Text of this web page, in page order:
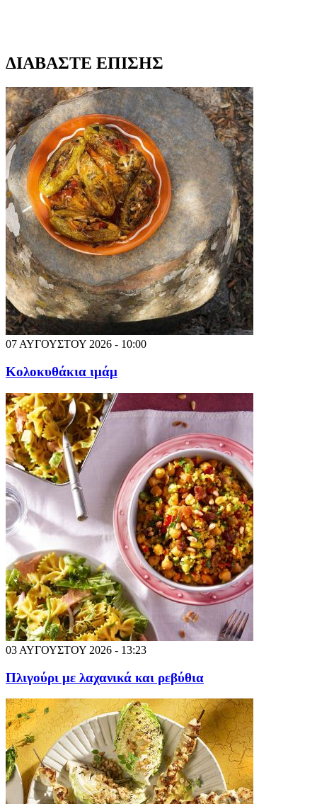
ΔΙΑΒΑΣΤΕ ΕΠΙΣΗΣ
07 ΑΥΓΟΥΣΤΟΥ 2026 - 10:00
Κολοκυθάκια ιμάμ
03 ΑΥΓΟΥΣΤΟΥ 2026 - 13:23
Πλιγούρι με λαχανικά και ρεβύθια